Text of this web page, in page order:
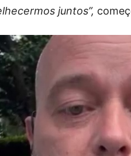
juntos”,